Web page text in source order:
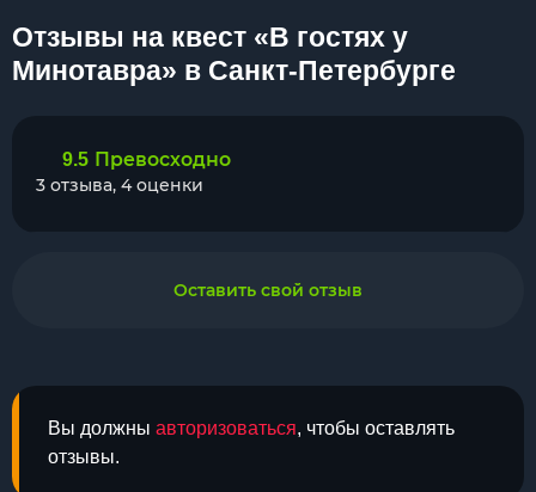
Отзывы на квест «В гостях у
Минотавра» в Санкт-Петербурге
Вы должны авторизоваться, чтобы оставлять
отзывы.
9.5 Превосходно
3 отзыва, 4 оценки
Оставить свой отзыв